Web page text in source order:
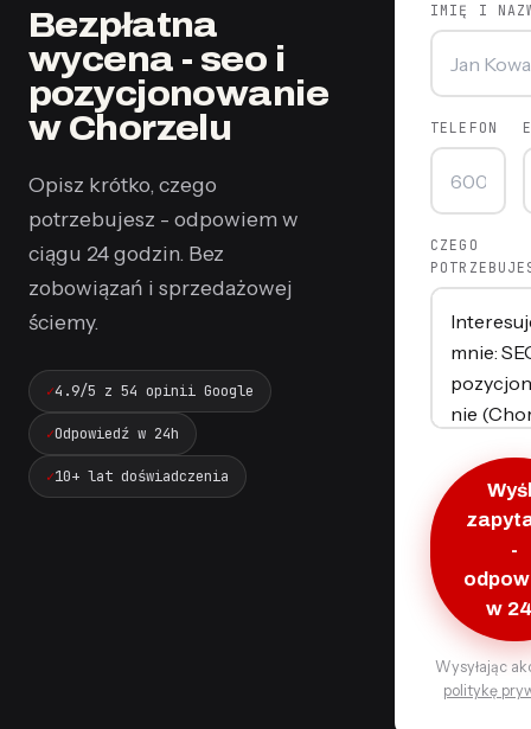
Bezpłatna
wycena - seo i
pozycjonowanie
w Chorzelu
Opisz krótko, czego
potrzebujesz - odpowiem w
ciągu 24 godzin. Bez
zobowiązań i sprzedażowej
ściemy.
4.9/5 z 54 opinii Google
Odpowiedź w 24h
10+ lat doświadczenia
IMIĘ I
TELEFON
CZEGO
-
w
Wysyłając
politykę